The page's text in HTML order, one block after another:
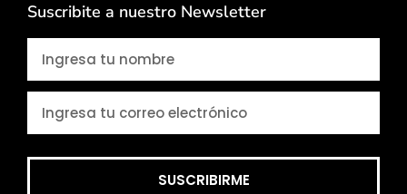
Suscribite a nuestro Newsletter
SUSCRIBIRME